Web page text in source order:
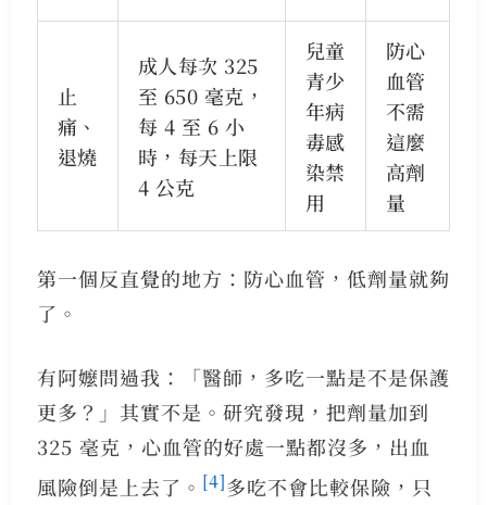
止
痛、
退燒
成人每次 325
至 650 毫克，
每 4 至 6 小
時，每天上限
4 公克
兒童
青少
年病
毒感
染禁
用
防心
血管
不需
這麼
高劑
量
第一個反直覺的地方：防心血管，低劑量就夠
了。
有阿嬤問過我：「醫師，多吃一點是不是保護
更多？」其實不是。研究發現，把劑量加到
325 毫克，心血管的好處一點都沒多，出血
風險倒是上去了。 [4]多吃不會比較保險，只